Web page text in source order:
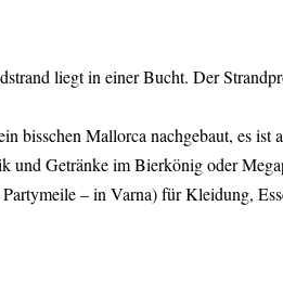
liegt in einer Bucht. Der
bisschen Mallorca nachgebaut, es ist
und Getränke im Bierkönig oder
– in Varna) für Kleidung,